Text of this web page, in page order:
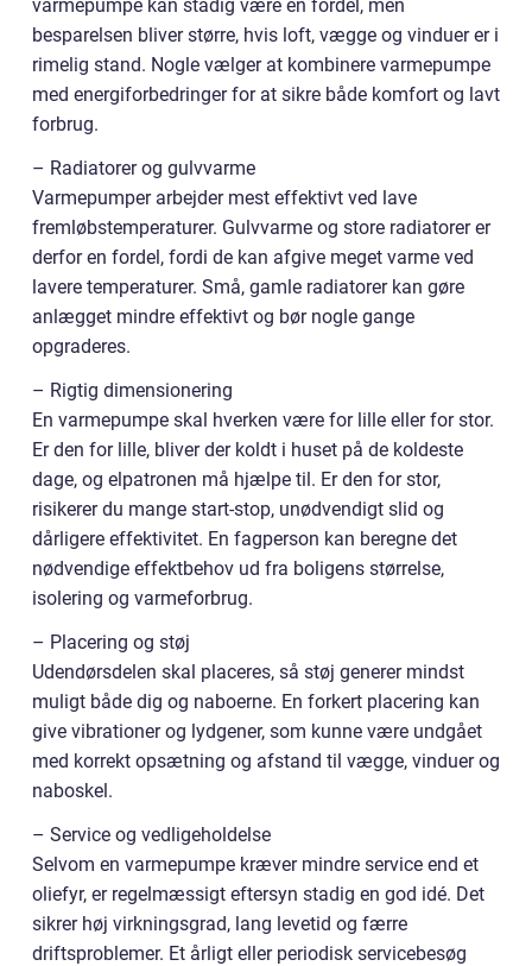
varmepumpe kan stadig være en fordel, men
besparelsen bliver større, hvis loft, vægge og vinduer er i
rimelig stand. Nogle vælger at kombinere varmepumpe
med energiforbedringer for at sikre både komfort og lavt
forbrug.
– Radiatorer og gulvvarme
Varmepumper arbejder mest effektivt ved lave
fremløbstemperaturer. Gulvvarme og store radiatorer er
derfor en fordel, fordi de kan afgive meget varme ved
lavere temperaturer. Små, gamle radiatorer kan gøre
anlægget mindre effektivt og bør nogle gange
opgraderes.
– Rigtig dimensionering
En varmepumpe skal hverken være for lille eller for stor.
Er den for lille, bliver der koldt i huset på de koldeste
dage, og elpatronen må hjælpe til. Er den for stor,
risikerer du mange start-stop, unødvendigt slid og
dårligere effektivitet. En fagperson kan beregne det
nødvendige effektbehov ud fra boligens størrelse,
isolering og varmeforbrug.
– Placering og støj
Udendørsdelen skal placeres, så støj generer mindst
muligt både dig og naboerne. En forkert placering kan
give vibrationer og lydgener, som kunne være undgået
med korrekt opsætning og afstand til vægge, vinduer og
naboskel.
– Service og vedligeholdelse
Selvom en varmepumpe kræver mindre service end et
oliefyr, er regelmæssigt eftersyn stadig en god idé. Det
sikrer høj virkningsgrad, lang levetid og færre
driftsproblemer. Et årligt eller periodisk servicebesøg